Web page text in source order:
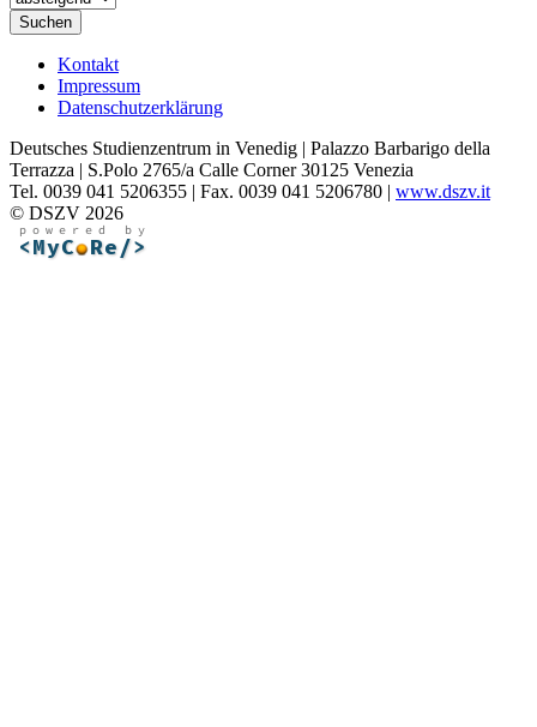
Suchen
Kontakt
Impressum
Datenschutzerklärung
Deutsches Studienzentrum in Venedig | Palazzo Barbarigo della
Terrazza | S.Polo 2765/a Calle Corner 30125 Venezia
Tel. 0039 041 5206355 | Fax. 0039 041 5206780 | www.dszv.it
© DSZV 2026